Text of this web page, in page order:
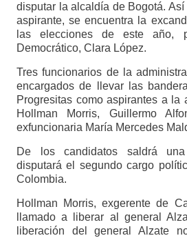
disputar la alcaldía de Bogotá.
aspirante, se encuentra la
las elecciones de este año,
Democrático, Clara López.
Tres funcionarios de la
encargados de llevar las
Progresitas como aspirantes a la
Hollman Morris, Guillermo
exfuncionaria María Mercedes
De los candidatos saldrá
disputará el segundo cargo
Colombia.
Hollman Morris, exgerente de
llamado a liberar al general
liberación del general Alzate